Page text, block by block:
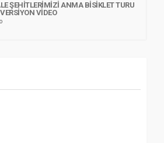
ŞEHİTLERİMİZİ ANMA BİSİKLET TURU
VİDEO